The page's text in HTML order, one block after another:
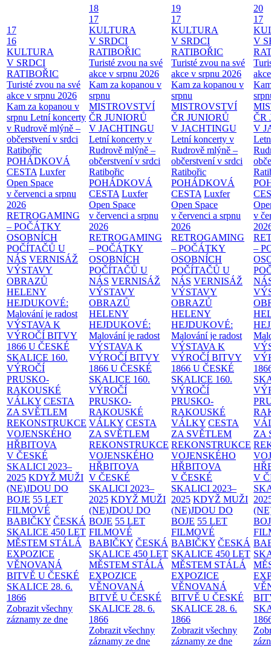
17
16
KULTURA
V SRDCI
RATIBOŘIC
Turisté zvou na své
akce v srpnu 2026
Kam za kopanou v
srpnu Letní koncerty
v Rudrově mlýně –
občerstvení v srdci
Ratibořic
POHÁDKOVÁ
CESTA Luxfer
Open Space
v červenci a srpnu
2026
RETROGAMING
– POČÁTKY
OSOBNÍCH
POČÍTAČŮ U
NÁS VERNISÁŽ
VÝSTAVY
OBRAZŮ
HELENY
HEJDUKOVÉ:
Malování je radost
VÝSTAVA K
VÝROČÍ BITVY
1866 U ČESKÉ
SKALICE 160.
VÝROČÍ
PRUSKO-
RAKOUSKÉ
VÁLKY CESTA
ZA SVĚTLEM
REKONSTRUKCE
VOJENSKÉHO
HŘBITOVA
V ČESKÉ
SKALICI 2023–
2025 KDYŽ MUŽI
(NE)JDOU DO
BOJE 55 LET
FILMOVÉ
BABIČKY ČESKÁ
SKALICE 450 LET
MĚSTEM STÁLÁ
EXPOZICE
VĚNOVANÁ
BITVĚ U ČESKÉ
SKALICE 28. 6.
1866
Zobrazit všechny
záznamy ze dne
18
17
KULTURA
V SRDCI
RATIBOŘIC
Turisté zvou na své
akce v srpnu 2026
Kam za kopanou v
srpnu
MISTROVSTVÍ
ČR JUNIORŮ
V JACHTINGU
Letní koncerty v
Rudrově mlýně –
občerstvení v srdci
Ratibořic
POHÁDKOVÁ
CESTA Luxfer
Open Space
v červenci a srpnu
2026
RETROGAMING
– POČÁTKY
OSOBNÍCH
POČÍTAČŮ U
NÁS VERNISÁŽ
VÝSTAVY
OBRAZŮ
HELENY
HEJDUKOVÉ:
Malování je radost
VÝSTAVA K
VÝROČÍ BITVY
1866 U ČESKÉ
SKALICE 160.
VÝROČÍ
PRUSKO-
RAKOUSKÉ
VÁLKY CESTA
ZA SVĚTLEM
REKONSTRUKCE
VOJENSKÉHO
HŘBITOVA
V ČESKÉ
SKALICI 2023–
2025 KDYŽ MUŽI
(NE)JDOU DO
BOJE 55 LET
FILMOVÉ
BABIČKY ČESKÁ
SKALICE 450 LET
MĚSTEM STÁLÁ
EXPOZICE
VĚNOVANÁ
BITVĚ U ČESKÉ
SKALICE 28. 6.
1866
Zobrazit všechny
záznamy ze dne
19
17
KULTURA
V SRDCI
RATIBOŘIC
Turisté zvou na své
akce v srpnu 2026
Kam za kopanou v
srpnu
MISTROVSTVÍ
ČR JUNIORŮ
V JACHTINGU
Letní koncerty v
Rudrově mlýně –
občerstvení v srdci
Ratibořic
POHÁDKOVÁ
CESTA Luxfer
Open Space
v červenci a srpnu
2026
RETROGAMING
– POČÁTKY
OSOBNÍCH
POČÍTAČŮ U
NÁS VERNISÁŽ
VÝSTAVY
OBRAZŮ
HELENY
HEJDUKOVÉ:
Malování je radost
VÝSTAVA K
VÝROČÍ BITVY
1866 U ČESKÉ
SKALICE 160.
VÝROČÍ
PRUSKO-
RAKOUSKÉ
VÁLKY CESTA
ZA SVĚTLEM
REKONSTRUKCE
VOJENSKÉHO
HŘBITOVA
V ČESKÉ
SKALICI 2023–
2025 KDYŽ MUŽI
(NE)JDOU DO
BOJE 55 LET
FILMOVÉ
BABIČKY ČESKÁ
SKALICE 450 LET
MĚSTEM STÁLÁ
EXPOZICE
VĚNOVANÁ
BITVĚ U ČESKÉ
SKALICE 28. 6.
1866
Zobrazit všechny
záznamy ze dne
20
17
V
ČR
V
v
–
ZA
V